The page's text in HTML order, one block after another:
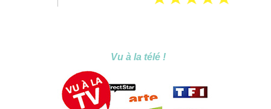
Vu à la télé !